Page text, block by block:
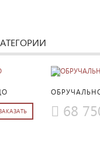
68